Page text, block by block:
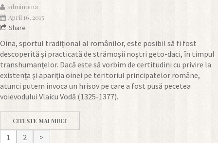
adminoina
April 16, 2015
Share
Oina, sportul tradiţional al românilor, este posibil să fi fost
descoperită şi practicată de strămoşii noştri geto-daci, în timpul
transhumanţelor. Dacă este să vorbim de certitudini cu privire la
existenţa şi apariţia oinei pe teritoriul principatelor române,
atunci putem invoca un hrisov pe care a fost pusă pecetea
voievodului Vlaicu Vodă (1325-1377).
CITESTE MAI MULT
1 2 >